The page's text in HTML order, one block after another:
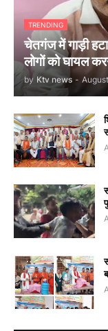
TRENDING
चेतगंज में गाड़ी
लोगों को घायल
by Ktv news -